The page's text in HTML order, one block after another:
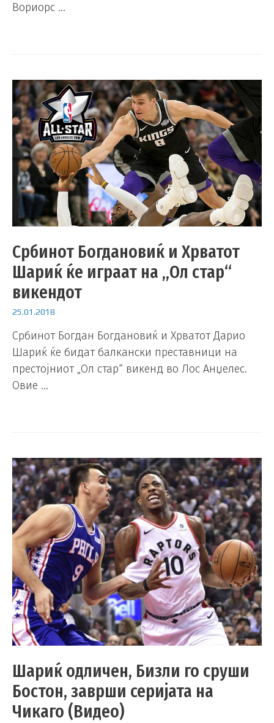
Вориорс …
Србинот Богдановиќ и Хрватот
Шариќ ќе играат на „Ол стар“
викендот
25.01.2018
Србинот Богдан Богдановиќ и Хрватот Дарио
Шариќ ќе бидат балкански преставници на
престојниот „Ол стар“ викенд во Лос Анџелес.
Овие …
Шариќ одличен, Бизли го сруши
Бостон, заврши серијата на
Чикаго (Видео)